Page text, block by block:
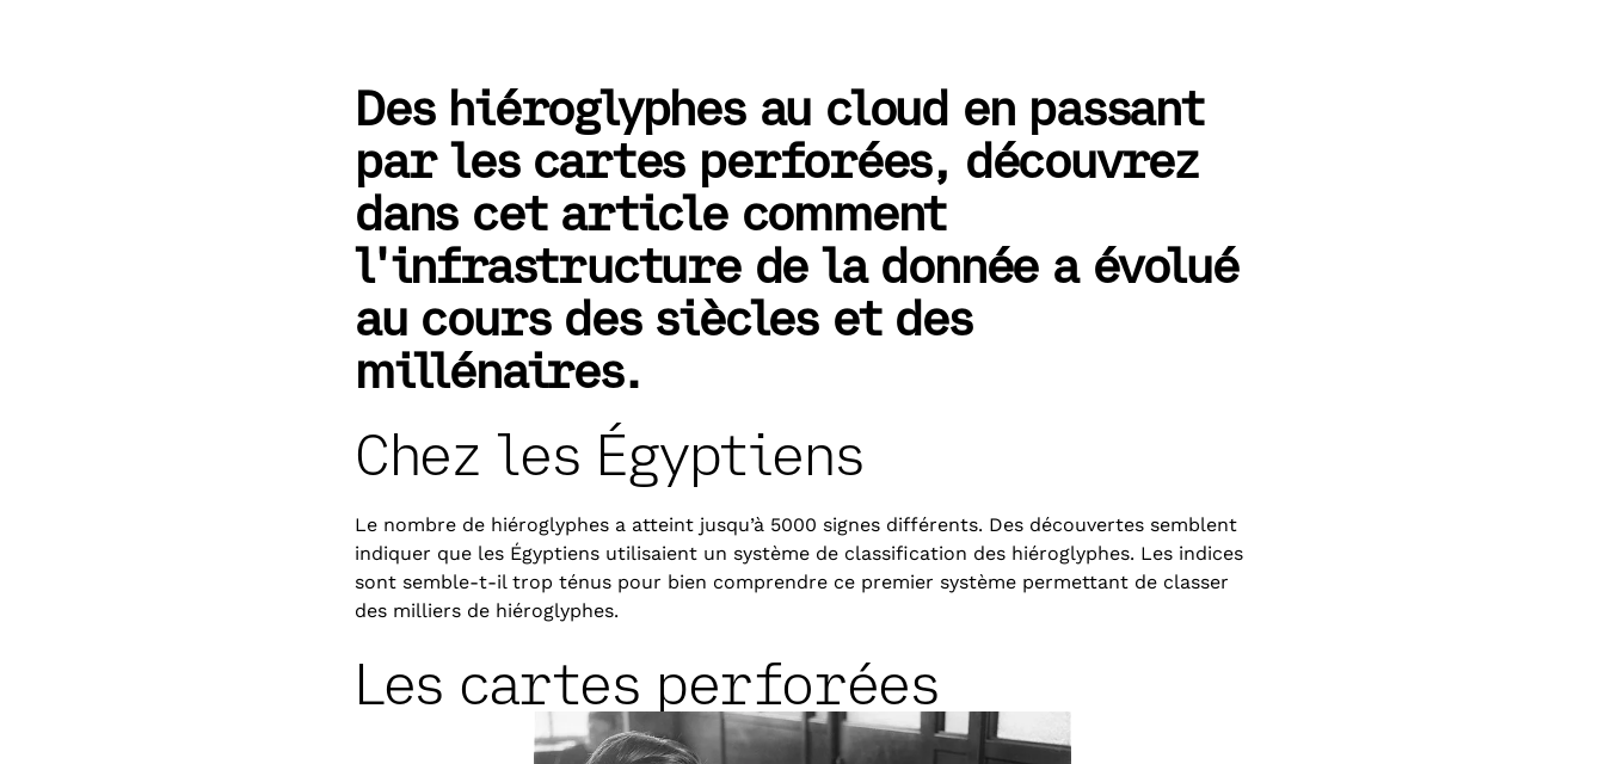
Des hiéroglyphes au cloud en passant
par les cartes perforées, découvrez
dans cet article comment
l'infrastructure de la donnée a évolué
au cours des siècles et des
millénaires.
Chez les Égyptiens
Le nombre de hiéroglyphes a atteint jusqu’à 5000 signes différents. Des découvertes semblent
indiquer que les Égyptiens utilisaient un système de classification des hiéroglyphes. Les indices
sont semble-t-il trop ténus pour bien comprendre ce premier système permettant de classer
des milliers de hiéroglyphes.
Les cartes perforées